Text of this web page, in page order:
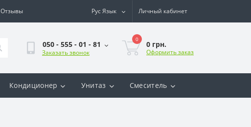
Отзывы РусЯзык Личный кабинет
050 - 555 - 01 - 81
Заказать звонок
0
0 грн.
Оформить заказ
Кондиционер Унитаз Смеситель